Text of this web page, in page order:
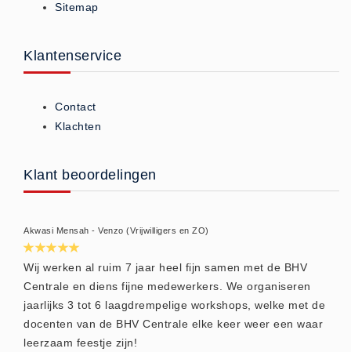
Brandwondmaterialen -
COVID-19 artikelen (0)
COVID-19 artikelen (0)
Desinfectants (6)
Geneesmiddelen (0)
Huidverzorging (5)
Sitemap
Klantenservice
Contact
Klachten
Klant beoordelingen
Akwasi Mensah - Venzo (Vrijwilligers en ZO)
Wij werken al ruim 7 jaar heel fijn samen met de BHV
Centrale en diens fijne medewerkers. We organiseren
jaarlijks 3 tot 6 laagdrempelige workshops, welke met de
docenten van de BHV Centrale elke keer weer een waar
leerzaam feestje zijn!